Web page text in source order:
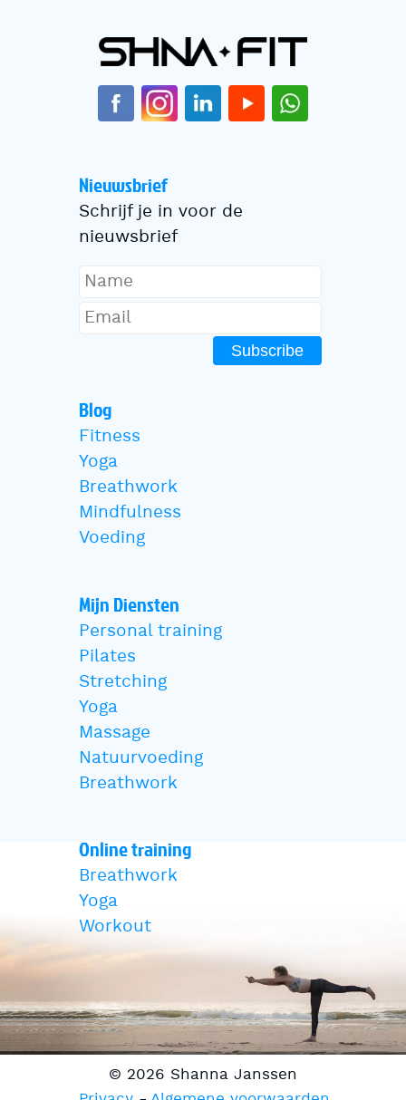
Nieuwsbrief
Schrijf je in voor de
nieuwsbrief
Subscribe
Blog
Fitness
Yoga
Breathwork
Mindfulness
Voeding
Mijn Diensten
Personal training
Pilates
Stretching
Yoga
Massage
Natuurvoeding
Breathwork
Online training
Breathwork
Yoga
Workout
© 2026 Shanna Janssen